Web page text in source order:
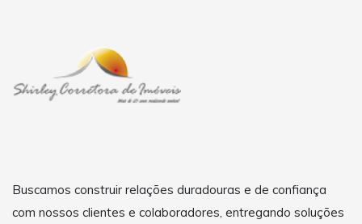
Buscamos construir relações duradouras e de confiança
com nossos clientes e colaboradores, entregando soluções